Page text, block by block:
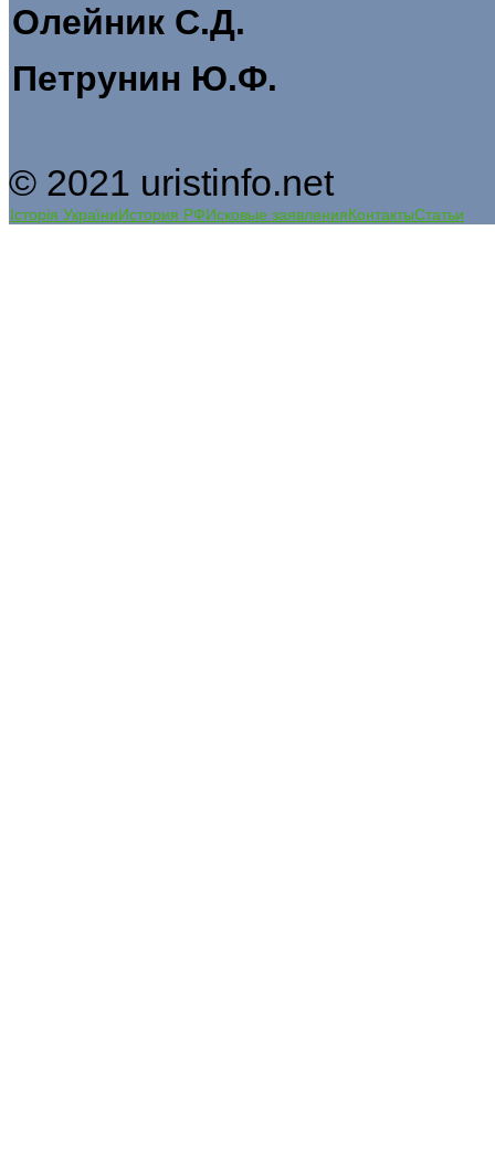
Олейник С.Д.
Петрунин Ю.Ф.
© 2021 uristinfo.net
Історія УкраїниИстория РФИсковые заявленияКонтактыСтатьи